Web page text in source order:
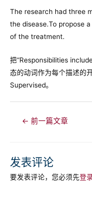
The research had three
the disease.To propose
of the treatment.
把“Responsibilities
态的动词作为每个描述的
Supervised。
航
← 前一篇文章
发表评论
要发表评论，您必须先登